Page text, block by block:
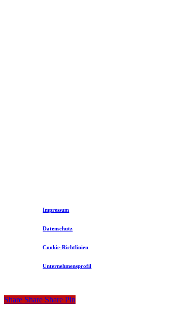
Impressum
Datenschutz
Cookie-Richtlinien
Unternehmensprofil
Share
Share Share Share Pin